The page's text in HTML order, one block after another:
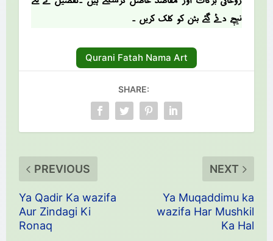
نیچے دئے گئے بٹن کو کلک کریں ۔
Qurani Fatah Nama Art
SHARE:
PREVIOUS
Ya Qadir Ka wazifa
Aur Zindagi Ki
Ronaq
NEXT
Ya Muqaddimu ka
wazifa Har Mushkil
Ka Hal